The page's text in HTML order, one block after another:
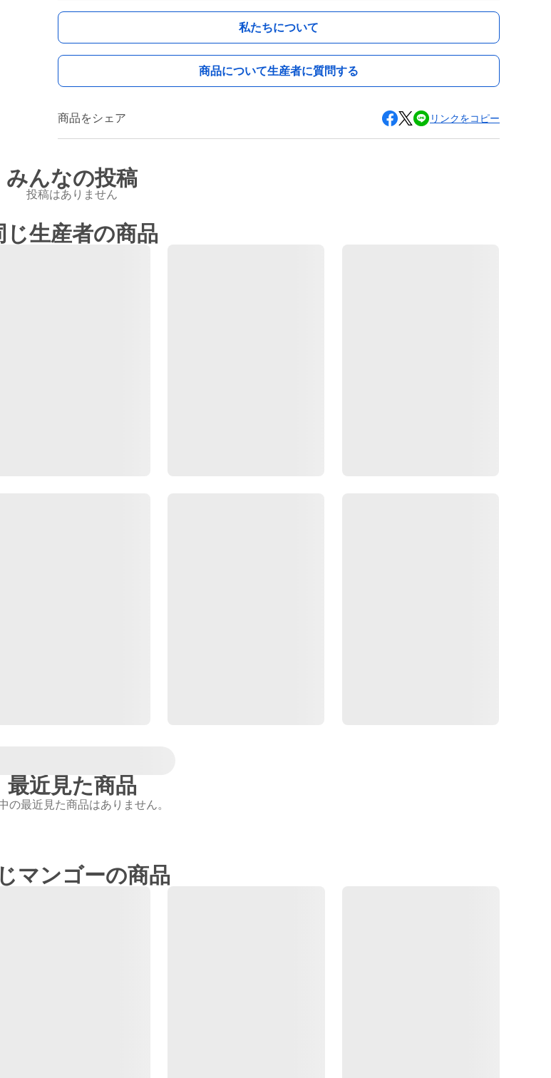
私たちについて
商品について生産者に質問する
商品をシェア リンクをコピー
みんなの投稿
投稿はありません
じ生産者の商品
最近見た商品
の最近見た商品はありません。
マンゴーの商品